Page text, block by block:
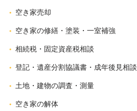
空き家売却
空き家の修繕・塗装・一室補強
相続税・固定資産税相談
登記・遺産分割協議書・成年後見相談
土地・建物の調査・測量
空き家の解体